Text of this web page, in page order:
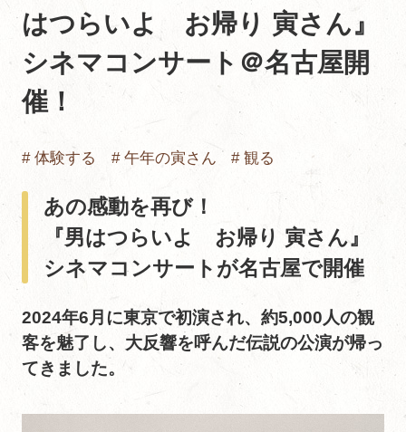
はつらいよ お帰り 寅さん』
シネマコンサート＠名古屋開
催！
# 体験する # 午年の寅さん # 観る
あの感動を再び！
『男はつらいよ お帰り 寅さん』
シネマコンサートが名古屋で開催
2024年6月に東京で初演され、約5,000人の観
客を魅了し、大反響を呼んだ伝説の公演が帰っ
てきました。